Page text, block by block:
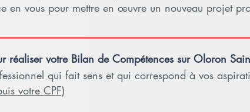
en vous pour mettre en œuvre un nouveau projet
réaliser votre Bilan de Compétences sur Oloron
qui fait sens et qui correspond à vos
votre CPF)